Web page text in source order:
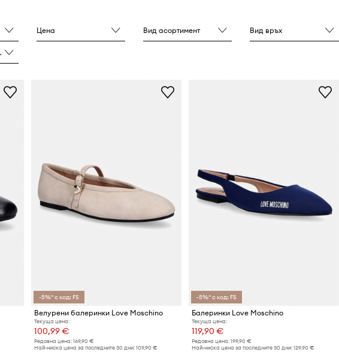
Цена Вид асортимент Вид връх
-5%* с код: FS
Велурени балеринки Love Moschino
Текуща цена:
100,99 €
Редовна цена: 169,90 €
Най-ниска цена за последните 30 дни: 109,90 €
-5%* с код: FS
Балеринки Love Moschino
Текуща цена:
119,90 €
Редовна цена: 199,90 €
Най-ниска цена за последните 30 дни: 129,90 €